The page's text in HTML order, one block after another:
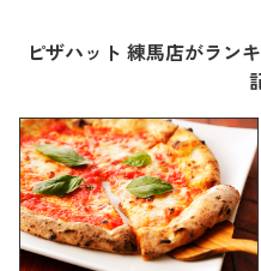
ピザハット 練馬店がラン